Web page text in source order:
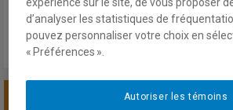
Lien externe
expérience sur le site, de vous proposer
d’analyser les statistiques de
pouvez personnaliser votre choix en
« Préférences ».
Autoriser les témoins